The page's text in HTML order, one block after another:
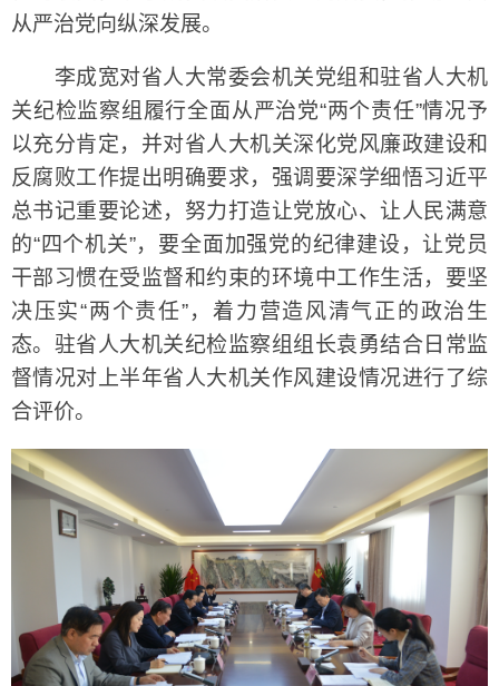
从严治党向纵深发展。
李成宽对省人大常委会机关党组和驻省人大机
关纪检监察组履行全面从严治党“两个责任”情况予
以充分肯定，并对省人大机关深化党风廉政建设和
反腐败工作提出明确要求，强调要深学细悟习近平
总书记重要论述，努力打造让党放心、让人民满意
的“四个机关”，要全面加强党的纪律建设，让党员
干部习惯在受监督和约束的环境中工作生活，要坚
决压实“两个责任”，着力营造风清气正的政治生
态。驻省人大机关纪检监察组组长袁勇结合日常监
督情况对上半年省人大机关作风建设情况进行了综
合评价。